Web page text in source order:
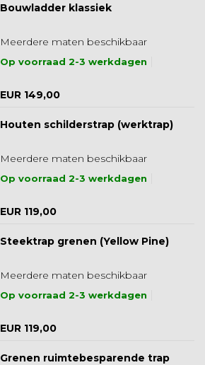
Bouwladder klassiek
Meerdere maten beschikbaar
Op voorraad 2-3 werkdagen
EUR 149,00
Houten schilderstrap (werktrap)
Meerdere maten beschikbaar
Op voorraad 2-3 werkdagen
EUR 119,00
Steektrap grenen (Yellow Pine)
Meerdere maten beschikbaar
Op voorraad 2-3 werkdagen
EUR 119,00
Grenen ruimtebesparende trap